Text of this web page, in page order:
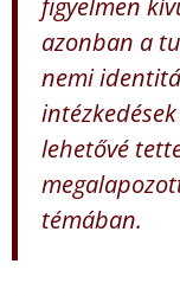
azonban a
nemi
lehetővé
témában.